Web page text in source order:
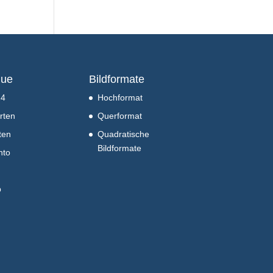
Bildformate
Hochformat
Querformat
Quadratische
Bildformate